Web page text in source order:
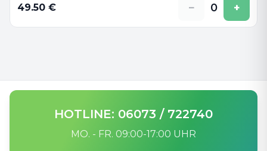
49.50 € − 0 +
HOTLINE: 06073 / 722740
MO. - FR. 09:00-17:00 UHR